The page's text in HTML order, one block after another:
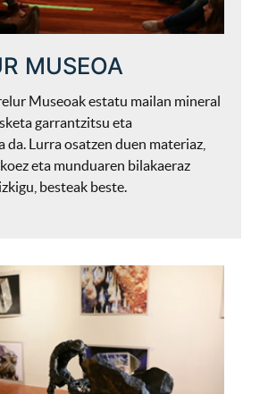
MUSEOA
Museoak estatu mailan mineral
garrantzitsu eta
da. Lurra osatzen duen materiaz,
eta munduaren bilakaeraz
besteak beste.